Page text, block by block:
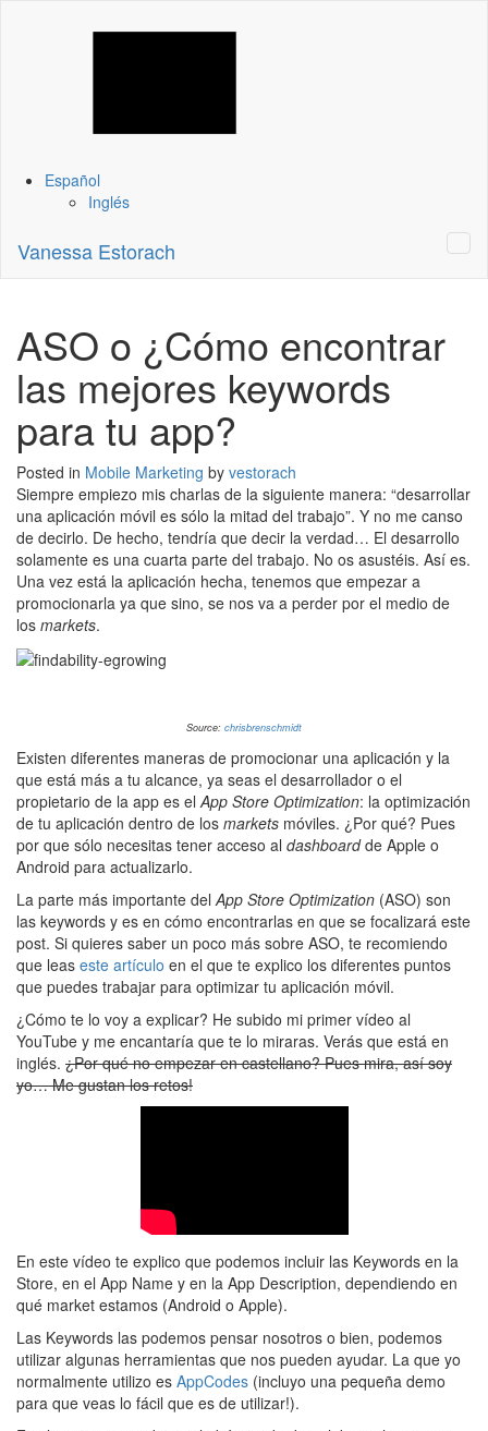
Español
Inglés
Vanessa Estorach
ASO o ¿Cómo encontrar
las mejores keywords
para tu app?
Posted in Mobile Marketing by vestorach
Siempre empiezo mis charlas de la siguiente manera: “desarrollar
una aplicación móvil es sólo la mitad del trabajo”. Y no me canso
de decirlo. De hecho, tendría que decir la verdad… El desarrollo
solamente es una cuarta parte del trabajo. No os asustéis. Así es.
Una vez está la aplicación hecha, tenemos que empezar a
promocionarla ya que sino, se nos va a perder por el medio de
los markets.
Source: chrisbrenschmidt
Existen diferentes maneras de promocionar una aplicación y la
que está más a tu alcance, ya seas el desarrollador o el
propietario de la app es elApp Store Optimization: la optimización
de tu aplicación dentro de los markets móviles. ¿Por qué? Pues
por que sólo necesitas tener acceso al dashboardde Apple o
Android para actualizarlo.
La parte más importante delApp Store Optimization (ASO) son
las keywords y es en cómo encontrarlas en que se focalizará este
post. Si quieres saber un poco más sobre ASO, te recomiendo
que leas este artículo en el que te explico los diferentes puntos
que puedes trabajar para optimizar tu aplicación móvil.
¿Cómo te lo voy a explicar? He subido mi primer vídeo al
YouTube y me encantaría que te lo miraras. Verás que está en
inglés. ¿Por qué no empezar en castellano? Pues mira, así soy
yo… Me gustan los retos!
En este vídeo te explico que podemos incluir las Keywords en la
Store, en el App Name y en la App Description, dependiendo en
qué market estamos (Android o Apple).
Las Keywords las podemos pensar nosotros o bien, podemos
utilizar algunas herramientas que nos pueden ayudar. La que yo
normalmente utilizo es AppCodes (incluyo una pequeña demo
para que veas lo fácil que es de utilizar!).